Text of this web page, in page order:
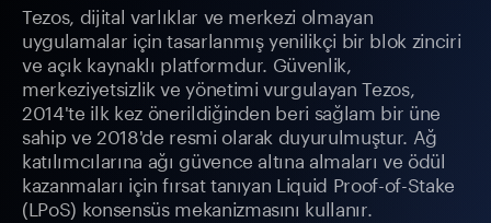
Tezos, dijital varlıklar ve merkezi olmayan
uygulamalar için tasarlanmış yenilikçi bir blok zinciri
ve açık kaynaklı platformdur. Güvenlik,
merkeziyetsizlik ve yönetimi vurgulayan Tezos,
2014'te ilk kez önerildiğinden beri sağlam bir üne
sahip ve 2018'de resmi olarak duyurulmuştur. Ağ
katılımcılarına ağı güvence altına almaları ve ödül
kazanmaları için fırsat tanıyan Liquid Proof-of-Stake
(LPoS) konsensüs mekanizmasını kullanır.